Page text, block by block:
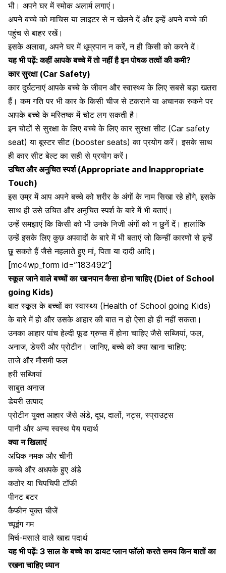
भी। अपने घर में स्मोक अलार्म लगाएं।
अपने बच्चे को माचिस या लाइटर से न खेलने दें और इन्हें अपने बच्चे की
पहुंच से बाहर रखें।
इसके अलावा, अपने घर में धूम्रपान न करें, न ही किसी को करने दें।
यह भी पढ़ें:कहीं आपके बच्चे में तो नहीं है इन पोषक तत्वों की कमी?
कार सुरक्षा (Car Safety)
कार दुर्घटनाएं आपके बच्चे के जीवन और स्वास्थ्य के लिए सबसे बड़ा खतरा
हैं। कम गति पर भी कार के किसी चीज से टकराने या अचानक रुकने पर
आपके बच्चे केमस्तिष्क में चोट लग सकती है।
इन चोटों से सुरक्षा के लिए बच्चे के लिए कार सुरक्षा सीट (Car safety
seat) या बूस्टर सीट (booster seats) का प्रयोग करें। इसके साथ
ही कार सीट बेल्ट का सही से प्रयोग करें।
उचित और अनुचित स्पर्श (Appropriate and Inappropriate
Touch)
इस उम्र में आप अपने बच्चे को शरीर के अंगों के नाम सिखा रहे होंगे, इसके
साथ ही उसेउचित और अनुचित स्पर्श के बारे में भी बताएं।
उन्हें समझाएं कि किसी को भी उनके निजी अंगों को न छुनें दें। हालांकि
उन्हें इसके लिए कुछ अपवादों के बारे में भी बताएं जो किन्हीं कारणों से इन्हें
छू सकते हैं जैसे नहलाते हुए मां, पिता या दादी आदि।
[mc4wp_form id=”183492″]
स्कूल जाने वाले बच्चों का खानपान कैसा होना चाहिए (Diet of School
going Kids)
बात स्कूल के बच्चों का स्वास्थ्य (Health of School going Kids)
के बारे में हो और उसके आहार की बात न हो ऐसा हो ही नहीं सकता।
उनका आहार पांच हेल्दी फूड ग्रुप्स में होना चाहिए जैसे सब्जियां, फल,
अनाज, डेयरी और प्रोटीन। जानिए, बच्चे को क्या खाना चाहिए:
ताजे और मौसमी फल
हरी सब्जियां
साबुत अनाज
डेयरी उत्पाद
प्रोटीन युक्त आहारजैसे अंडे, दूध, दालों, नट्स, स्प्राउट्स
पानी और अन्य स्वस्थ पेय पदार्थ
क्या न खिलाएं
अधिक नमक और चीनी
कच्चे और अधपके हुए अंडे
कठोर या चिपचिपी टॉफी
पीनट बटर
कैफीन युक्त चीजें
च्यूइंग गम
मिर्च-मसाले वाले खाद्य पदार्थ
यह भी पढ़ें: 3 साल के बच्चे का डायट प्लान फॉलो करते समय किन बातों का
रखना चाहिए ध्यान